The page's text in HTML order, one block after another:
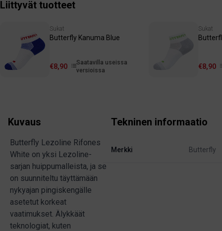
Liittyvät tuotteet
Sukat
Butterfly Kanuma Blue
€8,90
Saatavilla useissa
versioissa
Sukat
€8,90
Kuvaus
Butterfly Lezoline Rifones
White on yksi Lezoline-
sarjan huippumalleista, ja se
on suunniteltu täyttämään
nykyajan pingiskengälle
asetetut korkeat
vaatimukset. Älykkäät
teknologiat, kuten
Tekninen informaatio
Merkki Butterfly